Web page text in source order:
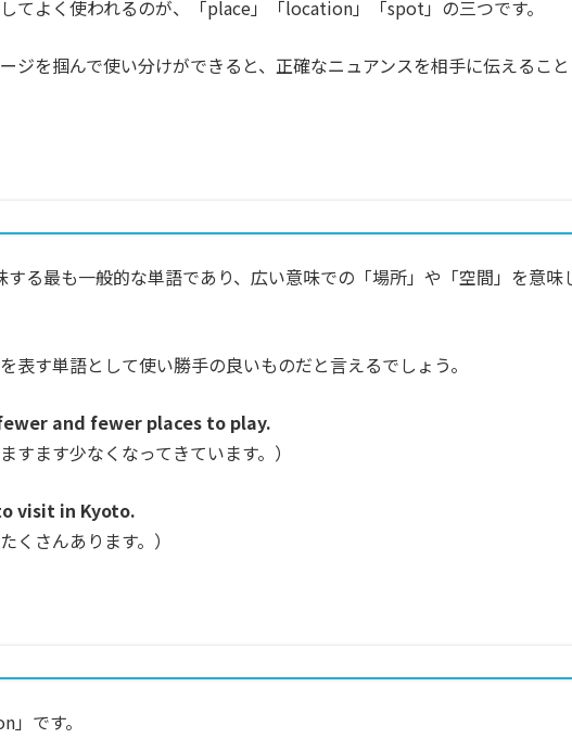
てよく使われるのが、「place」「location」「spot」の三つです。
ジを掴んで使い分けができると、正確なニュアンスを相手に伝えること
する最も一般的な単語であり、広い意味での「場所」や「空間」を意味
表す単語として使い勝手の良いものだと言えるでしょう。
and fewer places to play.
すます少なくなってきています。）
visit in Kyoto.
くさんあります。）
です。